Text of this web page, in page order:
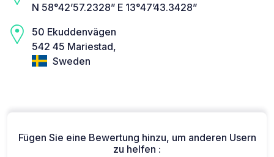
N 58°42’57.2328” E 13°47’43.3428”
50 Ekuddenvägen
542 45 Mariestad,
Sweden
Fügen Sie eine Bewertung hinzu, um anderen Usern
zu helfen :